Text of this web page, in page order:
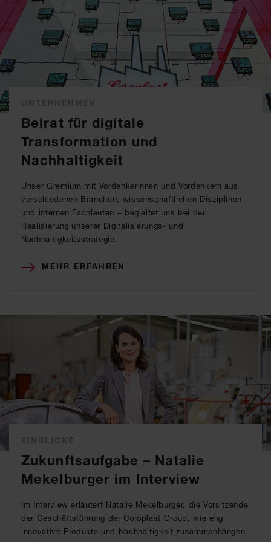
Beirat für digitale
Transformation und
Nachhaltigkeit
Unser Gremium mit Vordenkerinnen und Vordenkern aus
verschiedenen Branchen, wissenschaftlichen Disziplinen
und internen Fachleuten – begleitet uns bei der
Realisierung unserer Digitalisierungs- und
Nachhaltigkeitsstrategie.
MEHR ERFAHREN
Zukunftsaufgabe – Natalie
Mekelburger im Interview
Im Interview erläutert Natalie Mekelburger, die Vorsitzende
der Geschäftsführung der Coroplast Group, wie eng
innovative Produkte und Nachhaltigkeit zusammenhängen.